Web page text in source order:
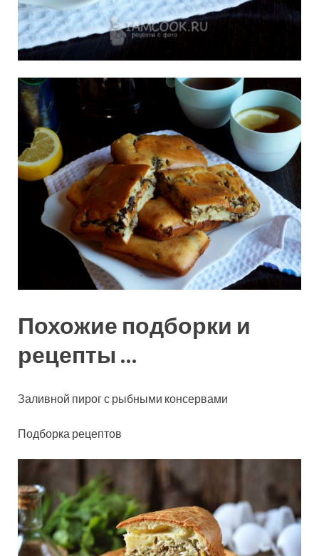
Похожие подборки и
рецепты …
Заливной пирог с рыбными консервами
Подборка рецептов